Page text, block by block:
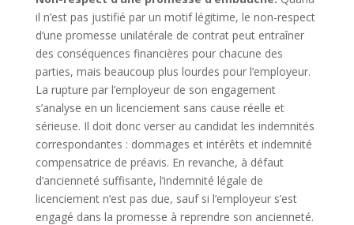
il n’est pas justifié par un motif légitime, le non-respect
d’une promesse unilatérale de contrat peut entraîner
des conséquences financières pour chacune des
parties, mais beaucoup plus lourdes pour l’employeur.
La rupture par l’employeur de son engagement
s’analyse en un licenciement sans cause réelle et
sérieuse. Il doit donc verser au candidat les indemnités
correspondantes : dommages et intérêts et indemnité
compensatrice de préavis. En revanche, à défaut
d’ancienneté suffisante, l’indemnité légale de
licenciement n’est pas due, sauf si l’employeur s’est
engagé dans la promesse à reprendre son ancienneté.